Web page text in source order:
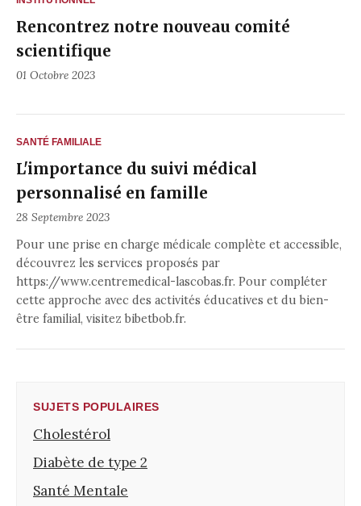
Rencontrez notre nouveau comité
scientifique
01 Octobre 2023
SANTÉ FAMILIALE
L'importance du suivi médical
personnalisé en famille
28 Septembre 2023
Pour une prise en charge médicale complète et accessible,
découvrez les services proposés par
https://www.centremedical-lascobas.fr. Pour compléter
cette approche avec des activités éducatives et du bien-
être familial, visitezbibetbob.fr.
SUJETS POPULAIRES
Cholestérol
Diabète de type 2
Santé Mentale